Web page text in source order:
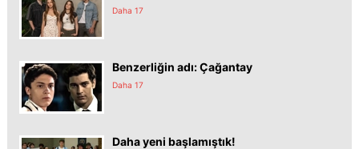
Daha 17
Benzerliğin adı: Çağantay
Daha 17
Daha yeni başlamıştık!